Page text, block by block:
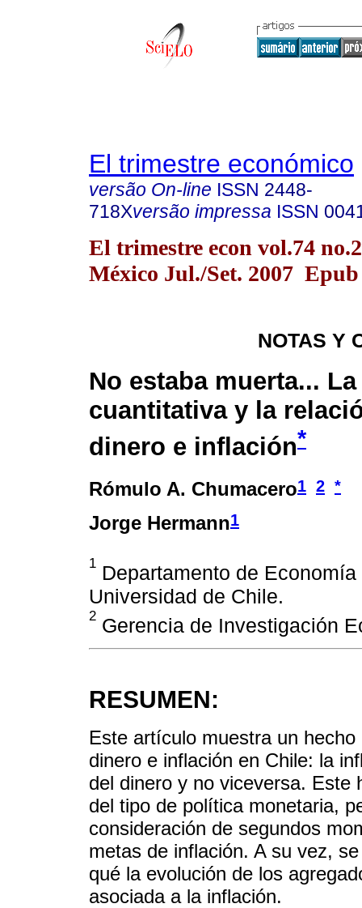
El trimestre económico
versão On-line ISSN 2448-
718Xversão impressa ISSN
El trimestre econ vol.74
México Jul./Set. 2007 Epub
NOTAS Y
No estaba muerta...
cuantitativa y la
dinero e inflación*
Rómulo A. Chumacero1 2 *
Jorge Hermann1
1 Departamento de Economía
Universidad de Chile.
2 Gerencia de Investigación
RESUMEN:
Este artículo muestra un
dinero e inflación en Chile: la
del dinero y no viceversa. Este
del tipo de política monetaria,
consideración de segundos
metas de inflación. A su vez,
qué la evolución de los
asociada a la inflación.